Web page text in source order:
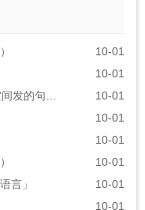
10-01
10-01
10-01
10-01
10-01
10-01
言」
10-01
10-01